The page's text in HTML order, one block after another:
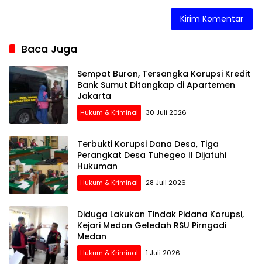
Baca Juga
Sempat Buron, Tersangka Korupsi Kredit
Bank Sumut Ditangkap di Apartemen
Jakarta
Hukum & Kriminal 30 Juli 2026
Terbukti Korupsi Dana Desa, Tiga
Perangkat Desa Tuhegeo II Dijatuhi
Hukuman
Hukum & Kriminal 28 Juli 2026
Diduga Lakukan Tindak Pidana Korupsi,
Kejari Medan Geledah RSU Pirngadi
Medan
Hukum & Kriminal 1 Juli 2026